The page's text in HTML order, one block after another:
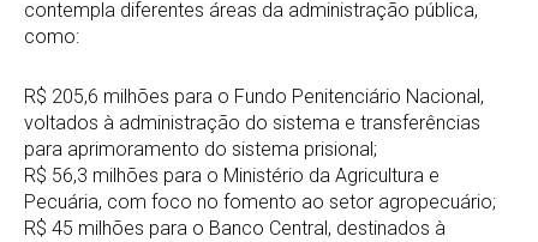
contempla diferentes áreas da administração pública,
como:
R$ 205,6 milhões para o Fundo Penitenciário Nacional,
voltados à administração do sistema e transferências
para aprimoramento do sistema prisional;
R$ 56,3 milhões para o Ministério da Agricultura e
Pecuária, com foco no fomento ao setor agropecuário;
R$ 45 milhões para o Banco Central, destinados à